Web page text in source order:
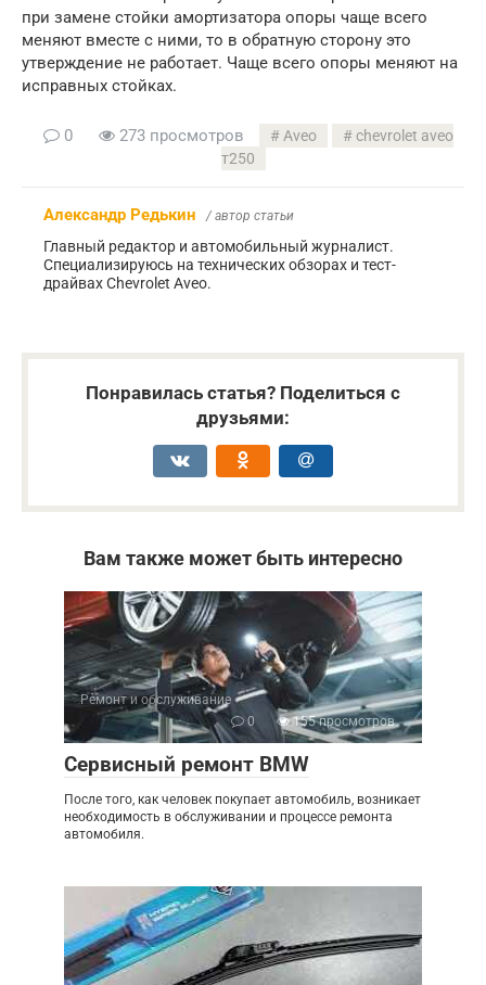
при замене стойки амортизатора опоры чаще всего
меняют вместе с ними, то в обратную сторону это
утверждение не работает. Чаще всего опоры меняют на
исправных стойках.
0 273 просмотров Aveo
chevrolet aveo
т250
Александр Редькин / автор статьи
Главный редактор и автомобильный журналист.
Специализируюсь на технических обзорах и тест-
драйвах Chevrolet Aveo.
Понравилась статья? Поделиться с
друзьями:
Вам также может быть интересно
Ремонт и обслуживание
0
155 просмотров
Сервисный ремонт BMW
После того, как человек покупает автомобиль, возникает
необходимость в обслуживании и процессе ремонта
автомобиля.